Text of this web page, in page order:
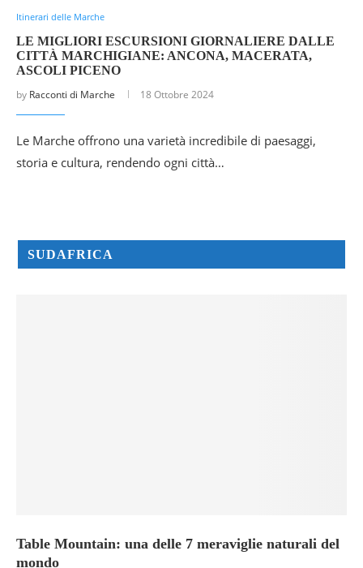
Itinerari delle Marche
LE MIGLIORI ESCURSIONI GIORNALIERE DALLE
CITTÀ MARCHIGIANE: ANCONA, MACERATA,
ASCOLI PICENO
by Racconti di Marche 18 Ottobre 2024
Le Marche offrono una varietà incredibile di paesaggi,
storia e cultura, rendendo ogni città…
SUDAFRICA
Table Mountain: una delle 7 meraviglie naturali del
mondo